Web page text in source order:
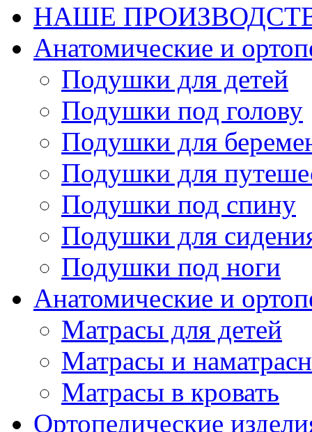
НАШЕ
Анатомические и
Подушки для детей
Подушки под голову
Подушки для
Подушки для
Подушки под спину
Подушки для
Подушки под ноги
Анатомические и
Матрасы для детей
Матрасы и
Матрасы в кровать
Ортопедические